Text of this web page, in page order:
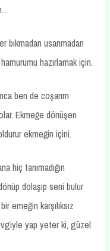
usanmadan
hazırlamak için.
ben de coşarım
Ekmeğe dönüşen
ekmeğin içini.
hiç tanımadığın
dolaşıp seni bulur
emeğin karşılıksız
yap yeter ki, güzel